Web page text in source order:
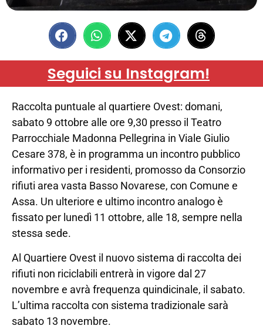
Seguici su Instagram!
Raccolta puntuale al quartiere Ovest: domani,
sabato 9 ottobre alle ore 9,30 presso il Teatro
Parrocchiale Madonna Pellegrina in Viale Giulio
Cesare 378, è in programma un incontro pubblico
informativo per i residenti, promosso da Consorzio
rifiuti area vasta Basso Novarese, con Comune e
Assa. Un ulteriore e ultimo incontro analogo è
fissato per lunedì 11 ottobre, alle 18, sempre nella
stessa sede.
Al Quartiere Ovest il nuovo sistema di raccolta dei
rifiuti non riciclabili entrerà in vigore dal 27
novembre e avrà frequenza quindicinale, il sabato.
L’ultima raccolta con sistema tradizionale sarà
sabato 13 novembre.